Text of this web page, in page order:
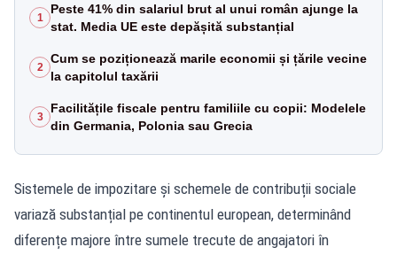
1
Peste 41% din salariul brut al unui român ajunge la
stat. Media UE este depășită substanțial
2
Cum se poziționează marile economii și țările vecine
la capitolul taxării
3
Facilitățile fiscale pentru familiile cu copii: Modelele
din Germania, Polonia sau Grecia
Sistemele de impozitare și schemele de contribuții sociale
variază substanțial pe continentul european, determinând
diferențe majore între sumele trecute de angajatori în